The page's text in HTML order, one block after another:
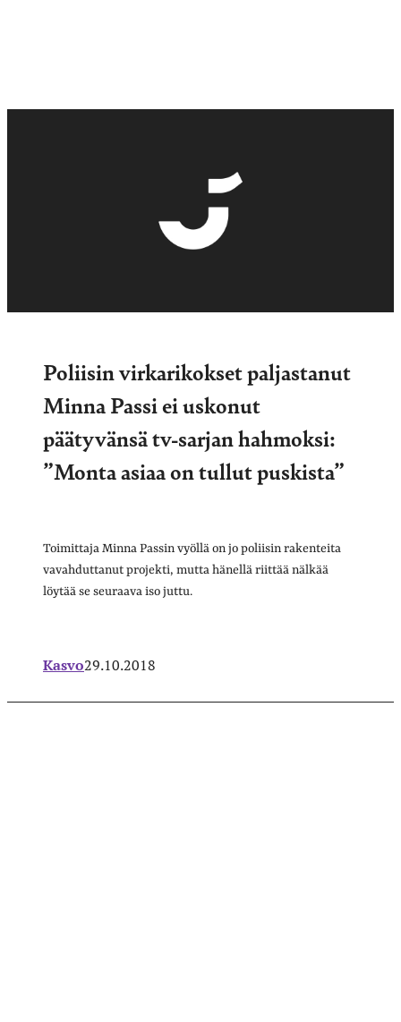
Poliisin virkarikokset paljastanut
Minna Passi ei uskonut
päätyvänsä tv-sarjan hahmoksi:
”Monta asiaa on tullut puskista”
Toimittaja Minna Passin vyöllä on jo poliisin rakenteita
vavahduttanut projekti, mutta hänellä riittää nälkää
löytää se seuraava iso juttu.
Kasvo29.10.2018